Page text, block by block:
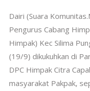
Dairi (Suara
Pengurus Cabang
Himpak) Kec Silima
(19/9) dikukuhkan di
DPC Himpak Citra
masyarakat Pakpak,